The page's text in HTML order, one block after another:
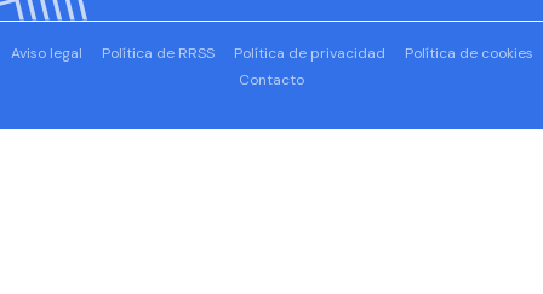
Aviso legal Política de RRSS Política de privacidad
Política de cookies
Contacto